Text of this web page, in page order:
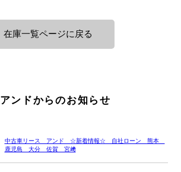
在庫一覧ページに戻る
アンドからのお知らせ
中古車リース アンド ☆新着情報☆ 自社ローン 熊本
鹿児島 大分 佐賀 宮﨑